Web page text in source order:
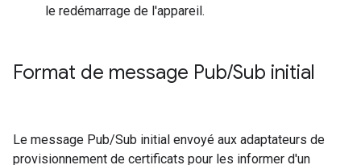
le redémarrage de l'appareil.
Format de message Pub/Sub initial
Le message Pub/Sub initial envoyé aux adaptateurs de
provisionnement de certificats pour les informer d'un